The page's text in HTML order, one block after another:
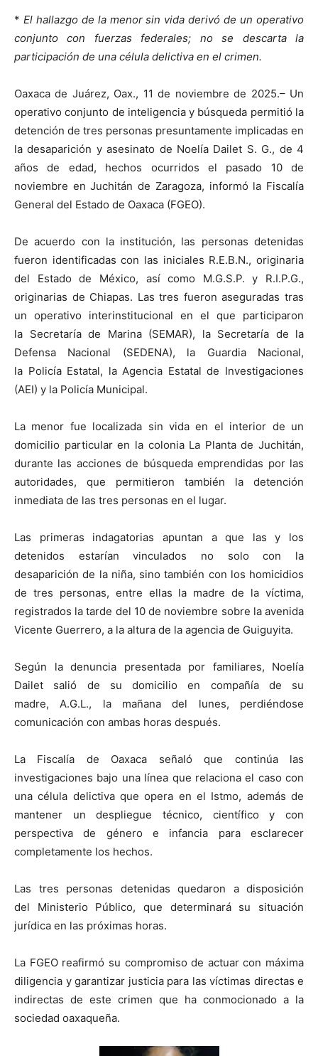
* El hallazgo de la menor sin vida derivó de un operativo
conjunto con fuerzas federales; no se descarta la
participación de una célula delictiva en el crimen.
Oaxaca de Juárez, Oax., 11 de noviembre de 2025.– Un
operativo conjunto de inteligencia y búsqueda permitió la
detención de tres personas presuntamente implicadas en
la desaparición y asesinato de Noelía Dailet S. G., de 4
años de edad, hechos ocurridos el pasado 10 de
noviembre en Juchitán de Zaragoza, informó la Fiscalía
General del Estado de Oaxaca (FGEO).
De acuerdo con la institución, las personas detenidas
fueron identificadas con las iniciales R.E.B.N., originaria
del Estado de México, así como M.G.S.P. y R.I.P.G.,
originarias de Chiapas. Las tres fueron aseguradas tras
un operativo interinstitucional en el que participaron
la Secretaría de Marina (SEMAR), la Secretaría de la
Defensa Nacional (SEDENA), la Guardia Nacional,
la Policía Estatal, la Agencia Estatal de Investigaciones
(AEI) y la Policía Municipal.
La menor fue localizada sin vida en el interior de un
domicilio particular en la colonia La Planta de Juchitán,
durante las acciones de búsqueda emprendidas por las
autoridades, que permitieron también la detención
inmediata de las tres personas en el lugar.
Las primeras indagatorias apuntan a que las y los
detenidos estarían vinculados no solo con la
desaparición de la niña, sino también con los homicidios
de tres personas, entre ellas la madre de la víctima,
registrados la tarde del 10 de noviembre sobre la avenida
Vicente Guerrero, a la altura de la agencia de Guiguyita.
Según la denuncia presentada por familiares, Noelía
Dailet salió de su domicilio en compañía de su
madre, A.G.L., la mañana del lunes, perdiéndose
comunicación con ambas horas después.
La Fiscalía de Oaxaca señaló que continúa las
investigaciones bajo una línea que relaciona el caso con
una célula delictiva que opera en el Istmo, además de
mantener un despliegue técnico, científico y con
perspectiva de género e infancia para esclarecer
completamente los hechos.
Las tres personas detenidas quedaron a disposición
del Ministerio Público, que determinará su situación
jurídica en las próximas horas.
La FGEO reafirmó su compromiso de actuar con máxima
diligencia y garantizar justicia para las víctimas directas e
indirectas de este crimen que ha conmocionado a la
sociedad oaxaqueña.